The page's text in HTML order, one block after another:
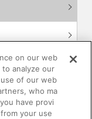
on our web
analyze our
of our web
who ma
have provi
your use